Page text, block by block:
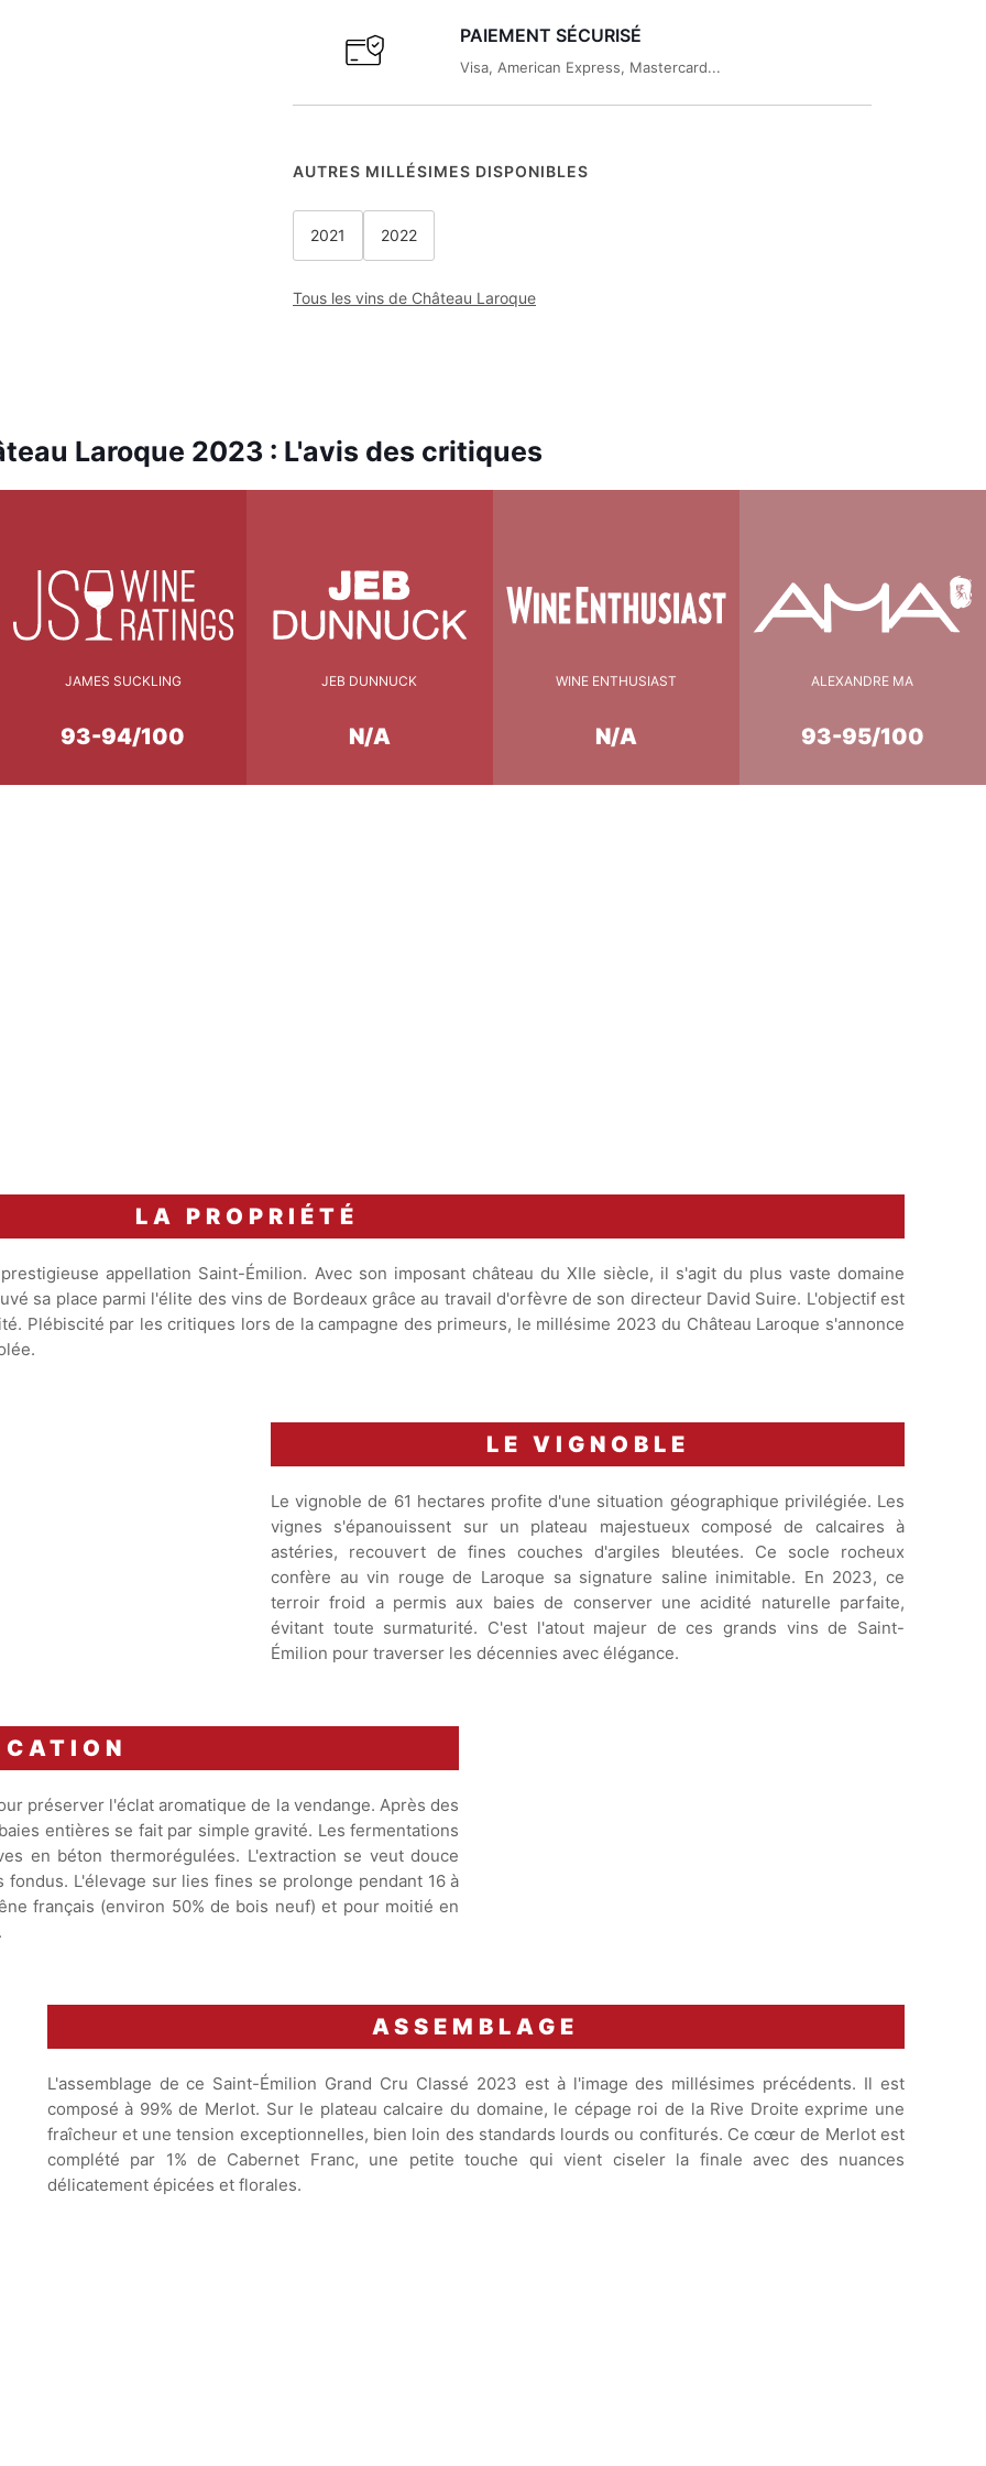
PAIEMENT SÉCURISÉ
Visa, American Express, Mastercard...
AUTRES MILLÉSIMES DISPONIBLES
2021 2022
Tous les vins de Château Laroque
Laroque 2023 : L'avis des critiques
JAMES SUCKLING
93-94/100
JEB DUNNUCK
N/A
WINE ENTHUSIAST
N/A
ALEXANDRE MA
93-95/100
LA PROPRIÉTÉ
appellation Saint-Émilion. Avec son imposant château du XIIe siècle, il s'agit du plus vaste domaine
sa place parmi l'élite des vins de Bordeaux grâce au travail d'orfèvre de son directeur David Suire. L'objectif est
Plébiscité par les critiques lors de la campagne des primeurs, le millésime 2023 du Château Laroque s'annonce
LE VIGNOBLE
Le vignoble de 61 hectares profite d'une situation géographique privilégiée. Les
vignes s'épanouissent sur un plateau majestueux composé de calcaires à
astéries, recouvert de fines couches d'argiles bleutées. Ce socle rocheux
confère au vin rouge de Laroque sa signature saline inimitable. En 2023, ce
terroir froid a permis aux baies de conserver une acidité naturelle parfaite,
évitant toute surmaturité. C'est l'atout majeur de ces grands vins de Saint-
Émilion pour traverser les décennies avec élégance.
préserver l'éclat aromatique de la vendange. Après des
entières se fait par simple gravité. Les fermentations
en béton thermorégulées. L'extraction se veut douce
L'élevage sur lies fines se prolonge pendant 16 à
français (environ 50% de bois neuf) et pour moitié en
ASSEMBLAGE
L'assemblage de ce Saint-Émilion Grand Cru Classé 2023 est à l'image des millésimes précédents. Il est
composé à 99% de Merlot. Sur le plateau calcaire du domaine, le cépage roi de la Rive Droite exprime une
fraîcheur et une tension exceptionnelles, bien loin des standards lourds ou confiturés. Ce cœur de Merlot est
complété par 1% de Cabernet Franc, une petite touche qui vient ciseler la finale avec des nuances
délicatement épicées et florales.